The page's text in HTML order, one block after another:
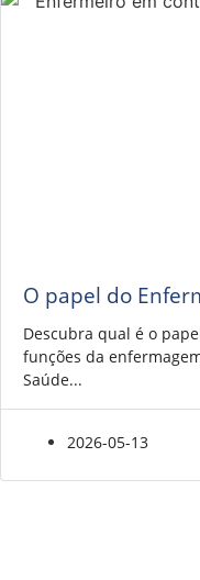
O papel do
Descubra qual é o
funções da
Saúde...
2026-05-13